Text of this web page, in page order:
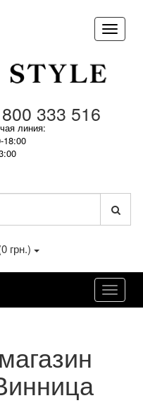
333 516
линия:
грн.)